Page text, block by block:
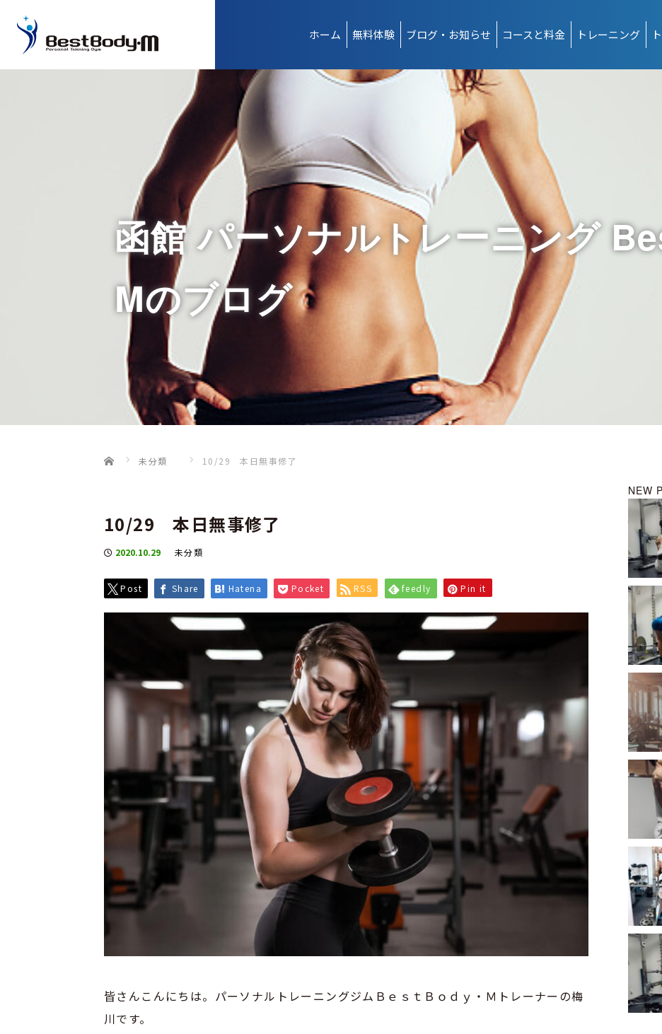
ホーム 無料体験 ブログ・お知らせ コースと料金 トレーニング
函館 パーソナルトレーニング
Mのブログ
Home 未分類 10/29 本日無事修了
10/29 本日無事修了
2020.10.29 未分類
Post Share Hatena Pocket RSS feedly Pin it
皆さんこんにちは。パーソナルトレーニングジムＢｅｓｔＢｏｄｙ・Ｍトレーナーの梅
川です。
NEW